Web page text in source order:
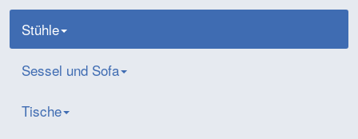
Stühle
Sessel und Sofa
Tische